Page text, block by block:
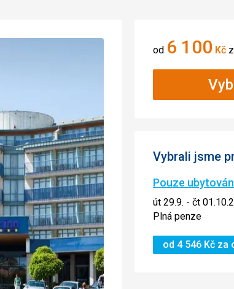
od 6 100 Kč
Vybrali jsme
Pouze
út 29.9. - čt
Plná penze
od 4 546 Kč za